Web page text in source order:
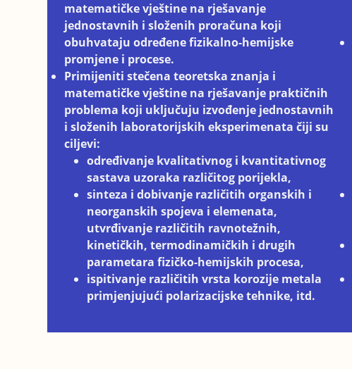
matematičke vještine na rješavanje
jednostavnih i složenih proračuna koji
obuhvataju određene fizikalno-hemijske
promjene i procese.
Primijeniti stečena teoretska znanja i
matematičke vještine na rješavanje praktičnih
problema koji uključuju izvođenje jednostavnih
i složenih laboratorijskih eksperimenata čiji su
ciljevi:
određivanje kvalitativnog i kvantitativnog
sastava uzoraka različitog porijekla,
sinteza i dobivanje različitih organskih i
neorganskih spojeva i elemenata,
utvrđivanje različitih ravnotežnih,
kinetičkih, termodinamičkih i drugih
parametara fizičko-hemijskih procesa,
ispitivanje različitih vrsta korozije metala
primjenjujući polarizacijske tehnike, itd.